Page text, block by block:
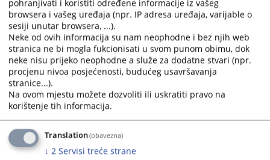
informacije koje ste naveli istinite. Ukoliko stupite u
radni odnos, a naknadno se utvrdi da ste dostavili
informacije koje nisu istinite, VSTV BiH zadržava pravo
prekida radnog odnosa.
16941VIEWS
Files
pohranjivati i koristiti određene informacije iz vašeg
browsera i vašeg uređaja (npr. IP adresa uređaja, varijable o
sesiji unutar browsera, ...).
Neke od ovih informacija su nam neophodne i bez njih web
stranica ne bi mogla fukcionisati u svom punom obimu, dok
neke nisu prijeko neophodne a služe za dodatne stvari (npr.
procjenu nivoa posjećenosti, budućeg usavršavanja
stranice...).
Na ovom mjestu možete dozvoliti ili uskratiti pravo na
korištenje tih informacija.
Translation(obavezna)
↓ 2 Servisi treće strane